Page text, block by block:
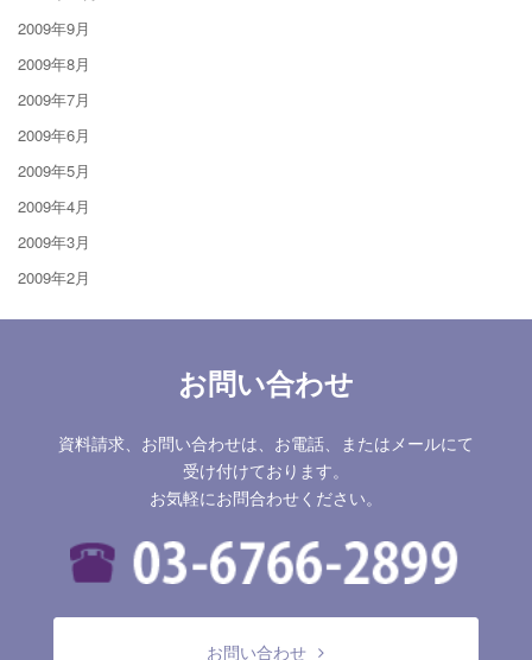
2009年9月
2009年8月
2009年7月
2009年6月
2009年5月
2009年4月
2009年3月
2009年2月
お問い合わせ
資料請求、お問い合わせは、お電話、またはメールにて
受け付けております。
お気軽にお問合わせください。
お問い合わせ